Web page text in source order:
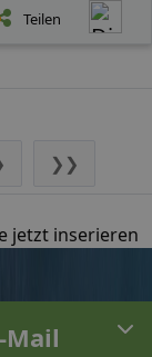
Teilen
❯❯
jetzt inserieren
Mail